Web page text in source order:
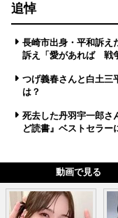
追悼
長崎市出身・平和訴
訴え「愛があれば 戦
つげ義春さんと白土
は？
死去した丹羽宇一郎
ど読書』ベストセラー
動画で見る